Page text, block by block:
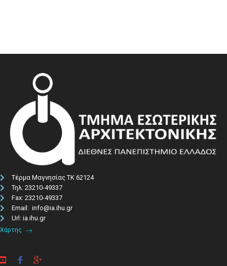
Τέρμα Μαγνησίας ΤΚ 62124
Τηλ: 23210-49337​
Fax: 23210-49337
Email: info@ia.ihu.gr
Url: ia.ihu.gr
Χάρτης